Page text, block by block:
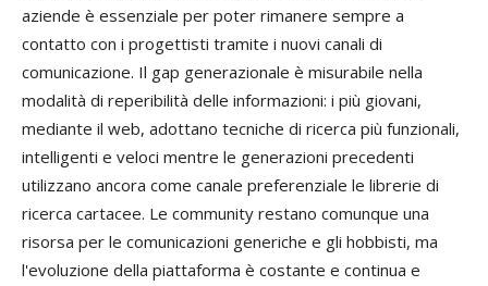
aziende è essenziale per poter rimanere sempre a
contatto con i progettisti tramite i nuovi canali di
comunicazione. Il gap generazionale è misurabile nella
modalità di reperibilità delle informazioni: i più giovani,
mediante il web, adottano tecniche di ricerca più funzionali,
intelligenti e veloci mentre le generazioni precedenti
utilizzano ancora come canale preferenziale le librerie di
ricerca cartacee. Le community restano comunque una
risorsa per le comunicazioni generiche e gli hobbisti, ma
l'evoluzione della piattaforma è costante e continua e